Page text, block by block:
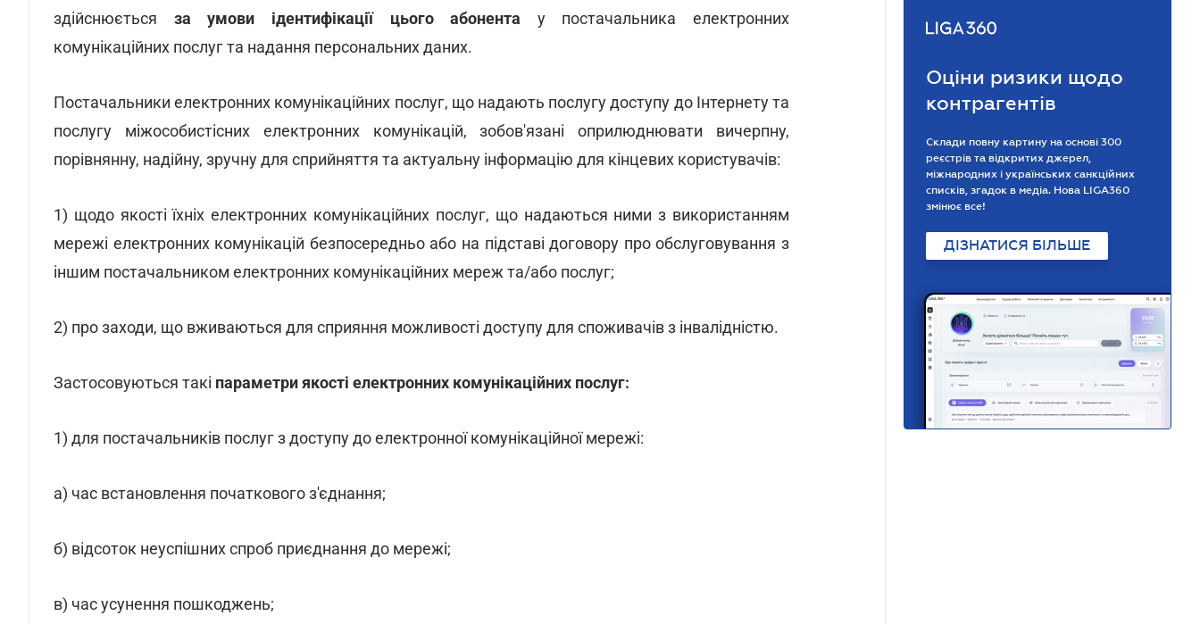
здійснюється за умови ідентифікації цього абонента у постачальника електронних
комунікаційних послуг та надання персональних даних.
Постачальники електронних комунікаційних послуг, що надають послугу доступу до Інтернету та
послугу міжособистісних електронних комунікацій, зобов'язані оприлюднювати вичерпну,
порівнянну, надійну, зручну для сприйняття та актуальну інформацію для кінцевих користувачів:
1) щодо якості їхніх електронних комунікаційних послуг, що надаються ними з використанням
мережі електронних комунікацій безпосередньо або на підставі договору про обслуговування з
іншим постачальником електронних комунікаційних мереж та/або послуг;
2) про заходи, що вживаються для сприяння можливості доступу для споживачів з інвалідністю.
Застосовуються такі параметри якості електронних комунікаційних послуг:
1) для постачальників послуг з доступу до електронної комунікаційної мережі:
а) час встановлення початкового з'єднання;
б) відсоток неуспішних спроб приєднання до мережі;
в) час усунення пошкоджень;
Оціни ризики щодо
контрагентів
Склади повну картину на основі 300
реєстрів та відкритих джерел,
міжнародних і українських санкційних
списків, згадок в медіа. Нова LIGA360
змінює все!
ДІЗНАТИСЯ БІЛЬШЕ